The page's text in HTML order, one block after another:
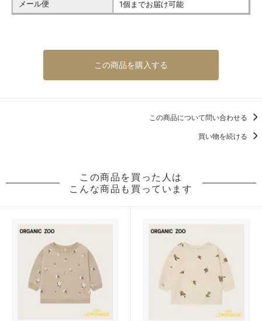
メール便
1個までお届け可能
この商品を購入する
この商品について問い合わせる
買い物を続ける
この商品を買った人は
こんな商品も買っています